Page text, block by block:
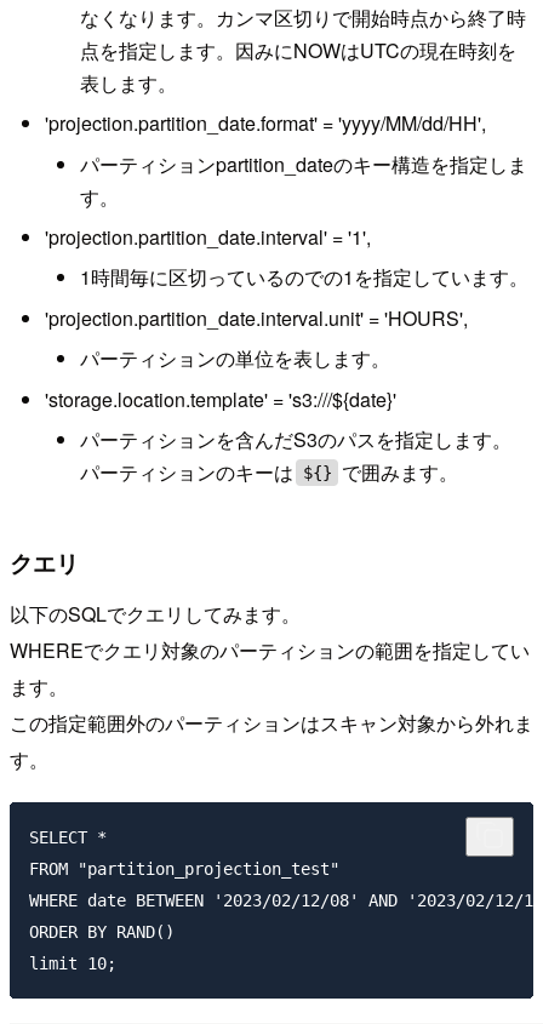
なくなります。カンマ区切りで開始時点から終了時
点を指定します。因みにNOWはUTCの現在時刻を
表します。
'projection.partition_date.format' = 'yyyy/MM/dd/HH',
パーティションpartition_dateのキー構造を指定しま
す。
'projection.partition_date.interval' = '1',
1時間毎に区切っているのでの1を指定しています。
'projection.partition_date.interval.unit' = 'HOURS',
パーティションの単位を表します。
'storage.location.template' = 's3:///${date}'
パーティションを含んだS3のパスを指定します。
パーティションのキーは
${} で囲みます。
クエリ
以下のSQLでクエリしてみます。
WHEREでクエリ対象のパーティションの範囲を指定してい
ます。
この指定範囲外のパーティションはスキャン対象から外れま
す。
SELECT *
FROM "partition_projection_test"
WHERE date BETWEEN '2023/02/12/08' AND '2023/02/12/
ORDER BY RAND()